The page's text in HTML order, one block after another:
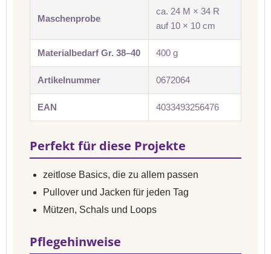
Maschenprobe
ca. 24 M × 34 R
auf 10 × 10 cm
Materialbedarf Gr. 38–40 400 g
Artikelnummer 0672064
EAN 4033493256476
Perfekt für diese Projekte
zeitlose Basics, die zu allem passen
Pullover und Jacken für jeden Tag
Mützen, Schals und Loops
Pflegehinweise